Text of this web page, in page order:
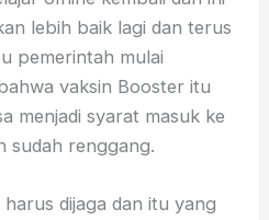
lebih baik lagi dan terus
pemerintah mulai
vaksin Booster itu
menjadi syarat masuk ke
sudah renggang.
dijaga dan itu yang